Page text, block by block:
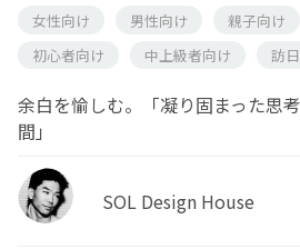
女性向け
男性向け 親子向け
初心者向け
中上級者向け 訪
余白を愉しむ。「凝り固まった思
間」
SOL Design House